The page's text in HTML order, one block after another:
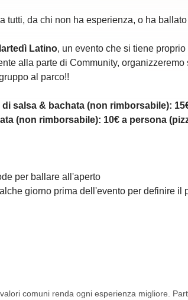
tutti, da chi non ha esperienza, o ha
Latino, un evento che si tiene
alla parte di Community, organizzeremo
al parco!!
salsa & bachata (non rimborsabile):
(non rimborsabile): 10€ a persona
per ballare all'aperto
giorno prima dell'evento per definire il
comuni renda ogni esperienza migliore.